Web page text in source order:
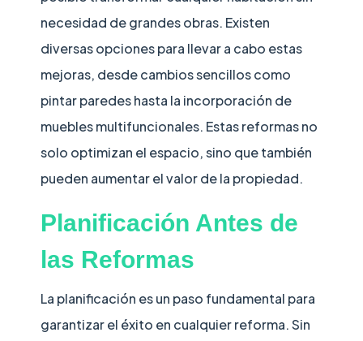
necesidad de grandes obras. Existen
diversas opciones para llevar a cabo estas
mejoras, desde cambios sencillos como
pintar paredes hasta la incorporación de
muebles multifuncionales. Estas reformas no
solo optimizan el espacio, sino que también
pueden aumentar el valor de la propiedad.
Planificación Antes de
las Reformas
La planificación es un paso fundamental para
garantizar el éxito en cualquier reforma. Sin